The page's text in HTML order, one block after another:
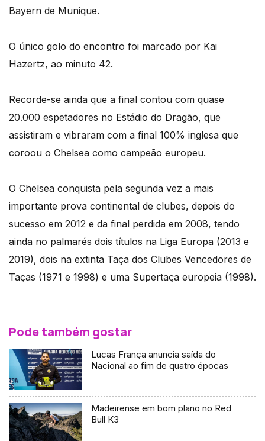
Bayern de Munique.
O único golo do encontro foi marcado por Kai
Hazertz, ao minuto 42.
Recorde-se ainda que a final contou com quase
20.000 espetadores no Estádio do Dragão, que
assistiram e vibraram com a final 100% inglesa que
coroou o Chelsea como campeão europeu.
O Chelsea conquista pela segunda vez a mais
importante prova continental de clubes, depois do
sucesso em 2012 e da final perdida em 2008, tendo
ainda no palmarés dois títulos na Liga Europa (2013 e
2019), dois na extinta Taça dos Clubes Vencedores de
Taças (1971 e 1998) e uma Supertaça europeia (1998).
Pode também gostar
Lucas França anuncia saída do
Nacional ao fim de quatro épocas
Madeirense em bom plano no Red
Bull K3